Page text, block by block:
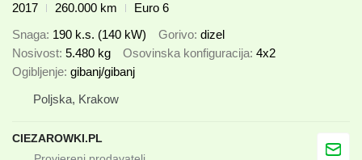
2017
260.000 km
Euro 6
Snaga 190 k.s. (140 kW) Gorivo dizel
Nosivost 5.480 kg Osovinska konfiguracija 4x2
Ogibljenje gibanj/gibanj
Poljska, Krakow
CIEZAROWKI.PL